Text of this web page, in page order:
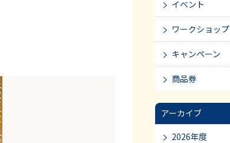
イベント
ワークショップ
キャンペーン
商品券
アーカイブ
2026年度